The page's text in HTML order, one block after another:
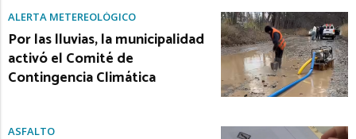
ALERTA METEREOLÓGICO
Por las lluvias, la municipalidad
activó el Comité de
Contingencia Climática
ASFALTO